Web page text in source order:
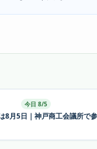
今日 8/5
8月5日｜神戸商工会議所で